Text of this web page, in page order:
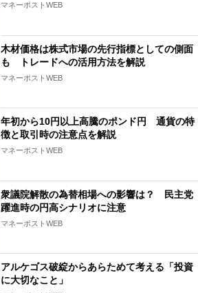
マネーポストWEB
木材価格は株式市場の先行指標としての側面
も トレードへの活用方法を解説
マネーポストWEB
年初から10円以上高騰のポンド円 通貨の特
徴と取引時の注意点を解説
マネーポストWEB
衆議院解散の為替相場への影響は？ 民主党
躍進時の円高シナリオに注意
マネーポストWEB
アルケゴス破綻からあらためて考える「投資
に大切なこと」